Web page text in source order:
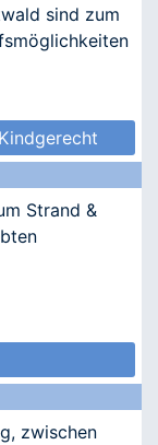
sind zum
Strand &
zwischen